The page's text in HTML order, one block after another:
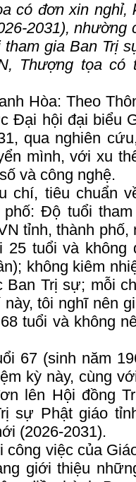
có đơn xin nghỉ,
2031), nhường
gia Ban Trị
Thượng tọa
Hòa: Theo
Đại hội đại biểu
qua nghiên
mình, với xu
và công nghệ.
chí, tiêu chuẩn
Độ tuổi
tỉnh, thành phố,
25 tuổi và không
không kiêm
Trị sự; mỗi
tôi nghĩ nên
tuổi và không
67 (sinh năm
kỳ này, cùng
lên Hội đồng
sự Phật giáo
(2026-2031).
công việc của
giới thiệu